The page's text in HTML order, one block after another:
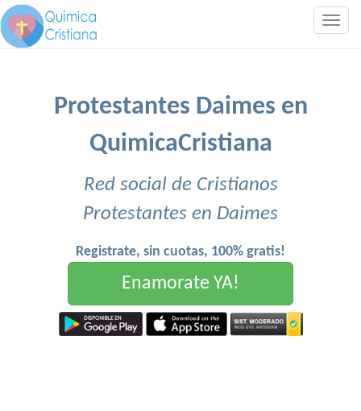
Protestantes Daimes en
QuimicaCristiana
Red social de Cristianos
Protestantes en Daimes
Registrate, sin cuotas, 100% gratis!
Enamorate YA!